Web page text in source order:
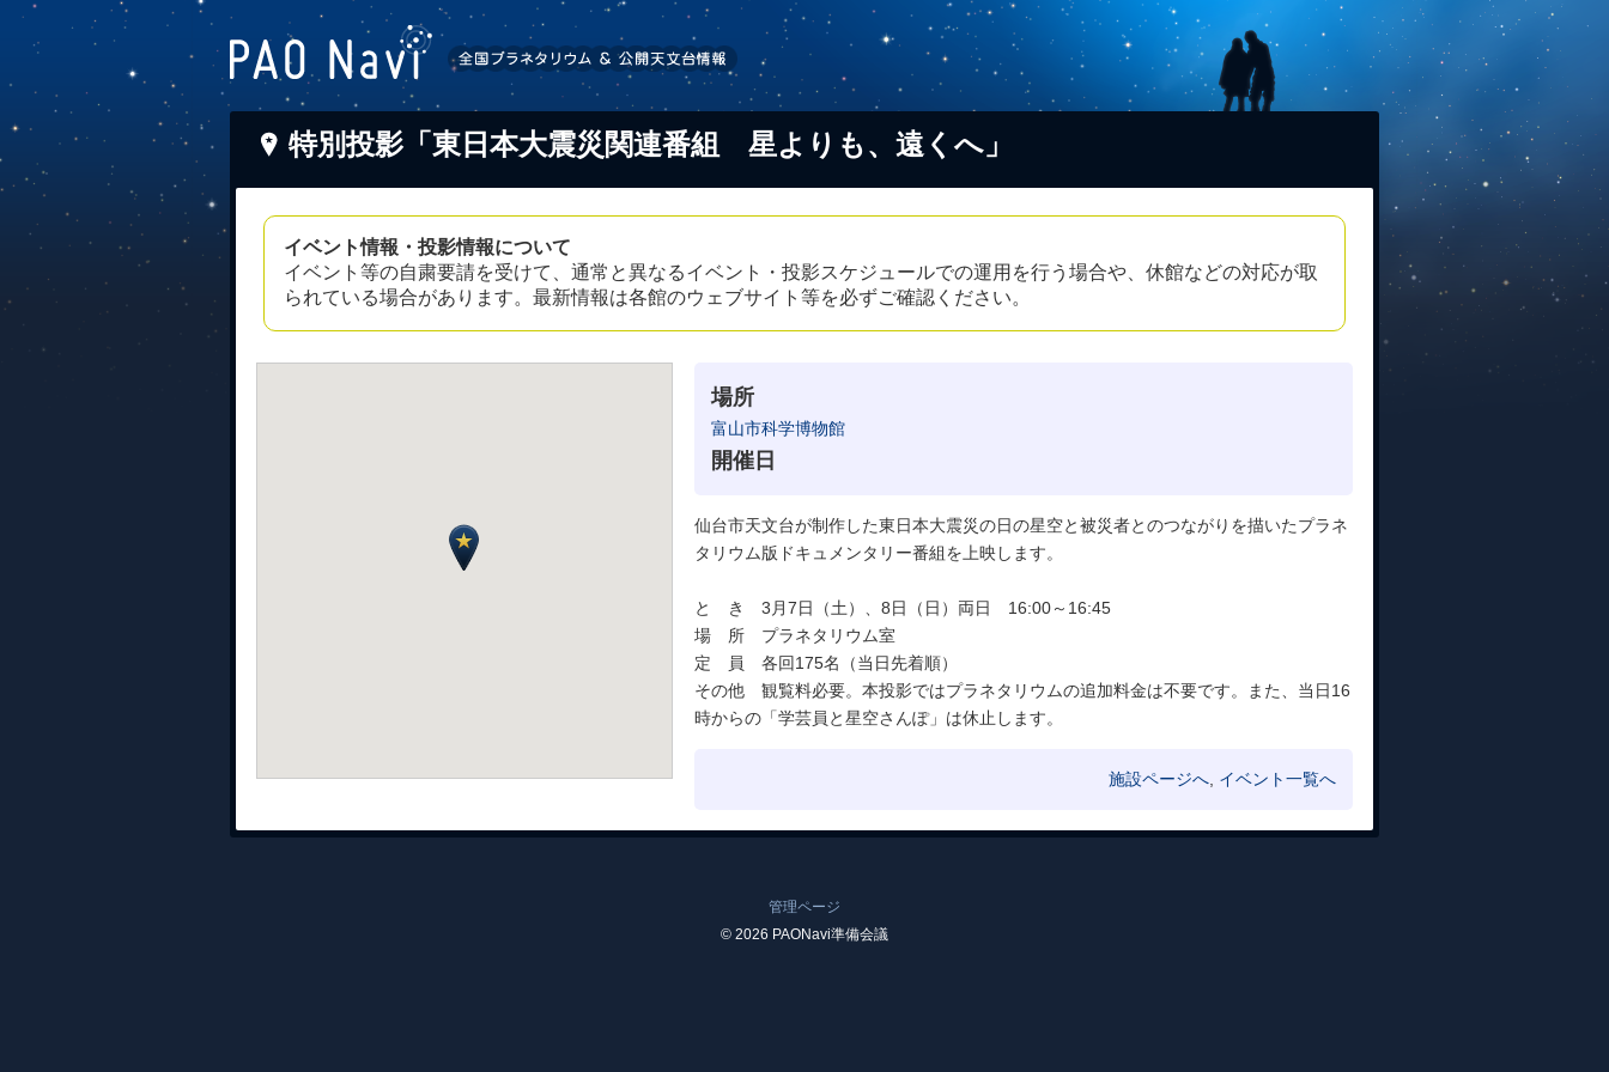
特別投影「東日本大震災関連番組 星よりも、遠くへ」
イベント情報・投影情報について
イベント等の自粛要請を受けて、通常と異なるイベント・投影スケジュールでの運用を行う場合や、休館などの対応が取
られている場合があります。最新情報は各館のウェブサイト等を必ずご確認ください。
場所
富山市科学博物館
開催日
仙台市天文台が制作した東日本大震災の日の星空と被災者とのつながりを描いたプラネ
タリウム版ドキュメンタリー番組を上映します。
と き 3月7日（土）、8日（日）両日 16:00～16:45
場 所 プラネタリウム室
定 員 各回175名（当日先着順）
その他 観覧料必要。本投影ではプラネタリウムの追加料金は不要です。また、当日16
時からの「学芸員と星空さんぽ」は休止します。
施設ページへ イベント一覧へ
管理ページ
© 2026 PAONavi準備会議